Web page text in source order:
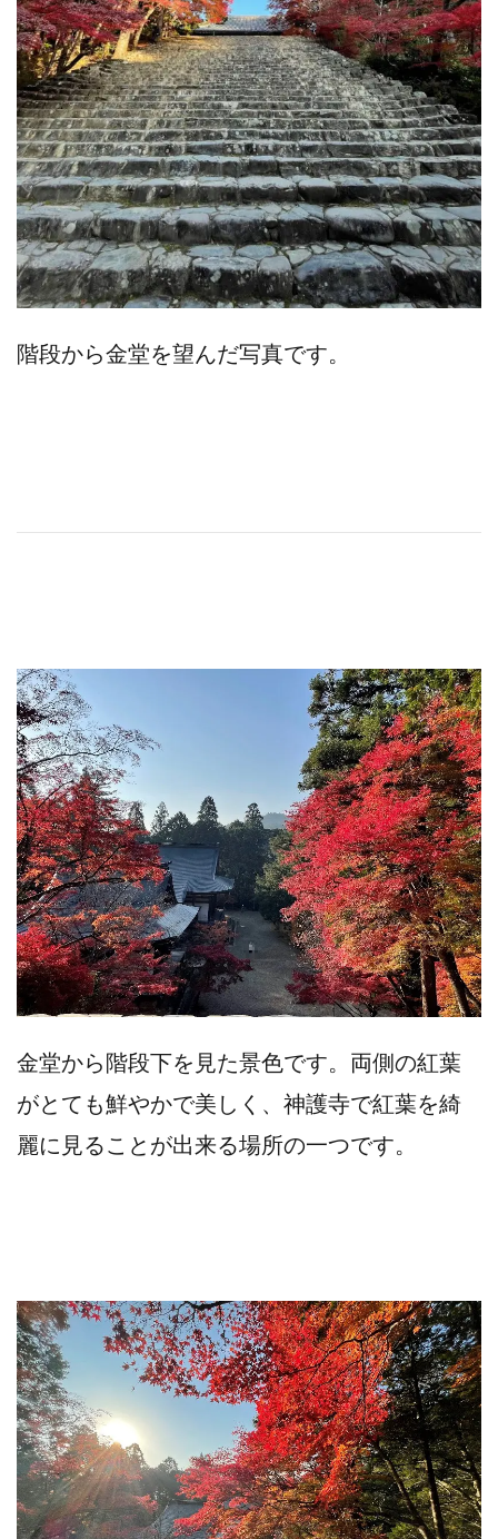
階段から金堂を望んだ写真です。
金堂から階段下を見た景色です。両側の紅葉
がとても鮮やかで美しく、神護寺で紅葉を綺
麗に見ることが出来る場所の一つです。